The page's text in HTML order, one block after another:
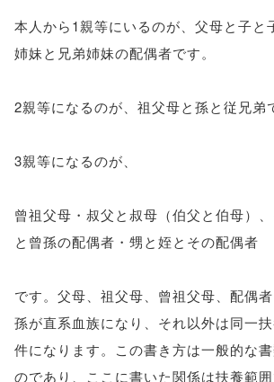
本人から1親等にいるのが、父母と子と
姉妹と兄弟姉妹の配偶者です。
2親等になるのが、祖父母と孫と従兄弟
3親等になるのが、
曾祖父母・叔父と叔母（伯父と伯母）
と曾孫の配偶者・甥と姪とその配偶者
です。父母、祖父母、曾祖父母、配偶者
孫が直系血族になり、それ以外は同一
件になります。この書き方は一般的な
のであり、ここに書いた関係は扶養範囲